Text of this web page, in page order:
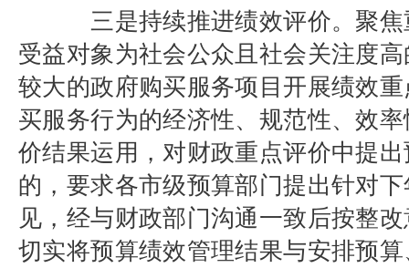
三是持续推进绩效评价。 聚
受益对象为社会公众且社会关注度
较大的政府购买服务项目开展绩效
买服务行为的经济性、规范性、效
价结果运用 ，对财政重点评价中提
的，要求各市级预算部门提出针对
见，经与财政部门沟通一致后按整
切实将预算绩效管理结果与安排预